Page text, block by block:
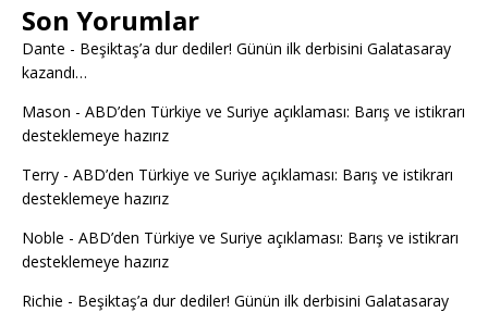
Son Yorumlar
Dante - Beşiktaş’a dur dediler! Günün ilk derbisini Galatasaray
kazandı…
Mason - ABD’den Türkiye ve Suriye açıklaması: Barış ve istikrarı
desteklemeye hazırız
Terry - ABD’den Türkiye ve Suriye açıklaması: Barış ve istikrarı
desteklemeye hazırız
Noble - ABD’den Türkiye ve Suriye açıklaması: Barış ve istikrarı
desteklemeye hazırız
Richie - Beşiktaş’a dur dediler! Günün ilk derbisini Galatasaray